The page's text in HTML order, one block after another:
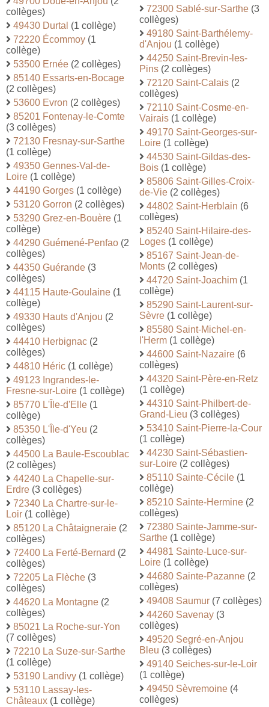
collèges)
49430 Durtal (1 collège)
72220 Écommoy (1
collège)
53500 Ernée (2 collèges)
85140 Essarts-en-Bocage
(2 collèges)
53600 Evron (2 collèges)
85201 Fontenay-le-Comte
(3 collèges)
72130 Fresnay-sur-Sarthe
(1 collège)
49350 Gennes-Val-de-
Loire (1 collège)
44190 Gorges (1 collège)
53120 Gorron (2 collèges)
53290 Grez-en-Bouère (1
collège)
44290 Guémené-Penfao (2
collèges)
44350 Guérande (3
collèges)
44115 Haute-Goulaine (1
collège)
49330 Hauts d'Anjou (2
collèges)
44410 Herbignac (2
collèges)
44810 Héric (1 collège)
49123 Ingrandes-le-
Fresne-sur-Loire (1 collège)
85770 L'Île-d'Elle (1
collège)
85350 L'Île-d'Yeu (2
collèges)
44500 La Baule-Escoublac
(2 collèges)
44240 La Chapelle-sur-
Erdre (3 collèges)
72340 La Chartre-sur-le-
Loir (1 collège)
85120 La Châtaigneraie (2
collèges)
72400 La Ferté-Bernard (2
collèges)
72205 La Flèche (3
collèges)
44620 La Montagne (2
collèges)
85021 La Roche-sur-Yon
(7 collèges)
72210 La Suze-sur-Sarthe
(1 collège)
53190 Landivy (1 collège)
53110 Lassay-les-
Châteaux (1 collège)
72300 Sablé-sur-Sarthe (3
collèges)
49180 Saint-Barthélemy-
d'Anjou (1 collège)
44250 Saint-Brevin-les-
Pins (2 collèges)
72120 Saint-Calais (2
collèges)
72110 Saint-Cosme-en-
Vairais (1 collège)
49170 Saint-Georges-sur-
Loire (1 collège)
44530 Saint-Gildas-des-
Bois (1 collège)
85806 Saint-Gilles-Croix-
de-Vie (2 collèges)
44802 Saint-Herblain (6
collèges)
85240 Saint-Hilaire-des-
Loges (1 collège)
85167 Saint-Jean-de-
Monts (2 collèges)
44720 Saint-Joachim (1
collège)
85290 Saint-Laurent-sur-
Sèvre (1 collège)
85580 Saint-Michel-en-
l'Herm (1 collège)
44600 Saint-Nazaire (6
collèges)
44320 Saint-Père-en-Retz
(1 collège)
44310 Saint-Philbert-de-
Grand-Lieu (3 collèges)
53410 Saint-Pierre-la-Cour
(1 collège)
44230 Saint-Sébastien-
sur-Loire (2 collèges)
85110 Sainte-Cécile (1
collège)
85210 Sainte-Hermine (2
collèges)
72380 Sainte-Jamme-sur-
Sarthe (1 collège)
44981 Sainte-Luce-sur-
Loire (1 collège)
44680 Sainte-Pazanne (2
collèges)
49408 Saumur (7 collèges)
44260 Savenay (3
collèges)
49520 Segré-en-Anjou
Bleu (3 collèges)
49140 Seiches-sur-le-Loir
(1 collège)
49450 Sèvremoine (4
collèges)